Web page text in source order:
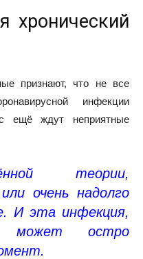
хронический
признают, что не все
инфекции
ещё ждут неприятные
теории,
очень надолго
И эта инфекция,
может остро